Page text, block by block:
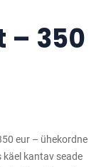
– 350
eur – ühekordne
kantav seade